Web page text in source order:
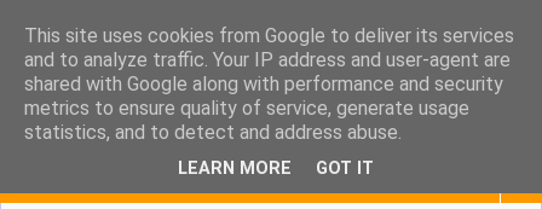
KaPa. Me without you...tea
without a biscuit!
This site uses cookies from Google to deliver its services
and to analyze traffic. Your IP address and user-agent are
shared with Google along with performance and security
metrics to ensure quality of service, generate usage
statistics, and to detect and address abuse.
LEARN MORE GOT IT